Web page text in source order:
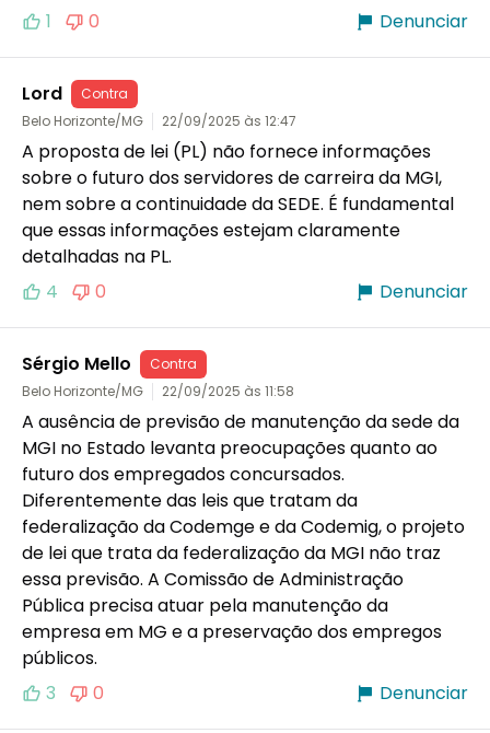
1
0 Denunciar
Lord
Contra
Belo Horizonte/MG
22/09/2025 às 12:47
A proposta de lei (PL) não fornece informações
sobre o futuro dos servidores de carreira da MGI,
nem sobre a continuidade da SEDE. É fundamental
que essas informações estejam claramente
detalhadas na PL.
4
0 Denunciar
Sérgio Mello
Contra
Belo Horizonte/MG
22/09/2025 às 11:58
A ausência de previsão de manutenção da sede da
MGI no Estado levanta preocupações quanto ao
futuro dos empregados concursados.
Diferentemente das leis que tratam da
federalização da Codemge e da Codemig, o projeto
de lei que trata da federalização da MGI não traz
essa previsão. A Comissão de Administração
Pública precisa atuar pela manutenção da
empresa em MG e a preservação dos empregos
3
0 Denunciar